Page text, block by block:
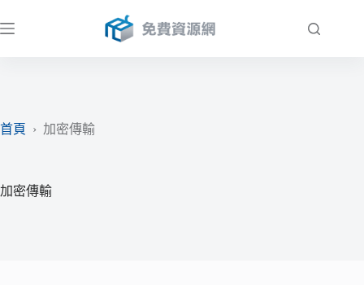
至
首頁
› 加密傳輸
加密傳輸